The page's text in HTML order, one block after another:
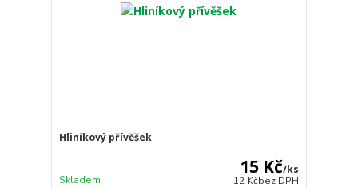
Hliníkový přívěšek
15 Kč/ks
12 Kčbez DPH
Skladem